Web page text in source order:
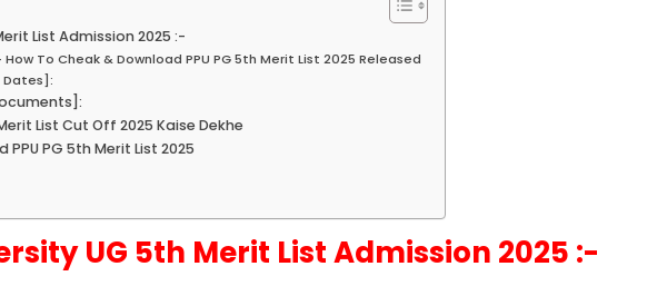
List Admission 2025 :-
How To Cheak & Download PPU PG 5th Merit List 2025 Released
Dates]:
List Cut Off 2025 Kaise Dekhe
PG 5th Merit List 2025
UG 5th Merit List Admission 2025 :-